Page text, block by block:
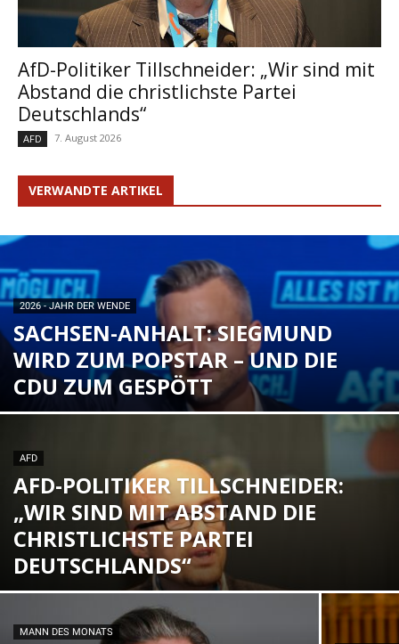
AfD-Politiker Tillschneider: „Wir sind mit
Abstand die christlichste Partei
Deutschlands“
AFD 7. August 2026
VERWANDTE ARTIKEL
2026 - JAHR DER WENDE
SACHSEN-ANHALT: SIEGMUND
WIRD ZUM POPSTAR – UND DIE
CDU ZUM GESPÖTT
AFD
AFD-POLITIKER TILLSCHNEIDER:
„WIR SIND MIT ABSTAND DIE
CHRISTLICHSTE PARTEI
DEUTSCHLANDS“
MANN DES MONATS